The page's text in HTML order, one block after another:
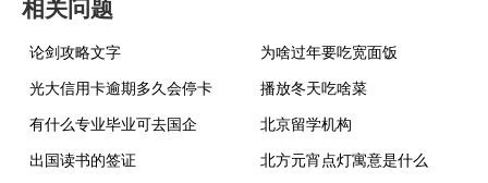
相关问题
论剑攻略文字
为啥过年要吃宽面饭
光大信用卡逾期多久会停卡
播放冬天吃啥菜
有什么专业毕业可去国企
北京留学机构
出国读书的签证
北方元宵点灯寓意是什么